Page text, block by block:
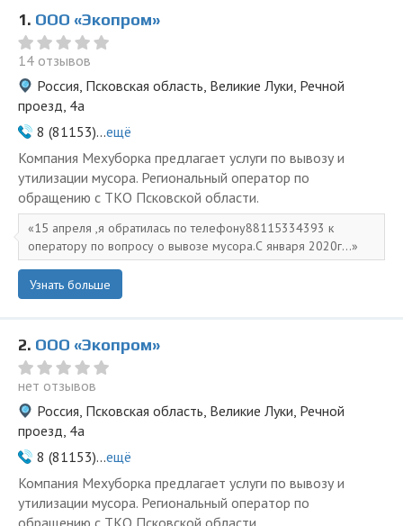
1. ООО «Экопром»
14 отзывов
Россия, Псковская область, Великие Луки, Речной
проезд, 4а
8 (81153)...ещё
Компания Мехуборка предлагает услуги по вывозу и
утилизации мусора. Региональный оператор по
обращению с ТКО Псковской области.
15 апреля ,я обратилась по телефону88115334393 к
оператору по вопросу о вывозе мусора.С января 2020г...
Узнать больше
2. ООО «Экопром»
нет отзывов
Россия, Псковская область, Великие Луки, Речной
проезд, 4а
8 (81153)...ещё
Компания Мехуборка предлагает услуги по вывозу и
утилизации мусора. Региональный оператор по
обращению с ТКО Псковской области.